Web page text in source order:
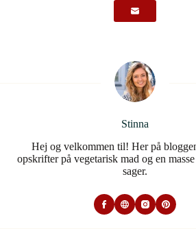
Stinna
Hej og velkommen til! Her på
opskrifter på vegetarisk mad og en
sager.